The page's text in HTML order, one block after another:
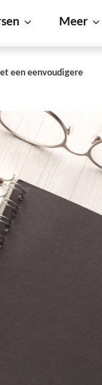
Meer
een eenvoudigere